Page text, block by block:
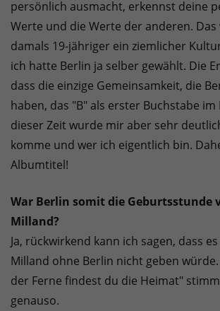
persönlich ausmacht, erkennst deine
Werte und die Werte der anderen.
damals 19-jähriger ein ziemlicher
ich hatte Berlin ja selber gewählt. Die
dass die einzige Gemeinsamkeit, die
haben, das "B" als erster Buchstabe im
dieser Zeit wurde mir aber sehr
komme und wer ich eigentlich bin.
Albumtitel!
War Berlin somit die Geburtsstunde
Milland?
Ja, rückwirkend kann ich sagen, dass
Milland ohne Berlin nicht geben
der Ferne findest du die Heimat"
genauso.